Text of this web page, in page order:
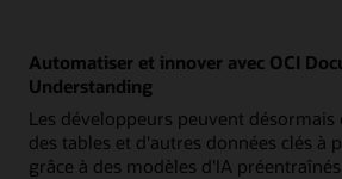
Automatiser et innover avec OCI
Understanding
Les développeurs peuvent
des tables et d'autres données clés à
grâce à des modèles d'IA